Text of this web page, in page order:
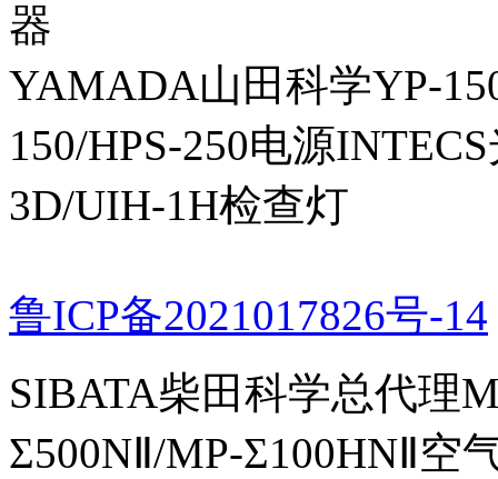
器
YAMADA山田科学YP-
150/HPS-250电源
3D/UIH-1H检查灯
鲁ICP备2021017826号-14
SIBATA柴田科学总代理
Σ500NⅡ/MP-Σ100HNⅡ空